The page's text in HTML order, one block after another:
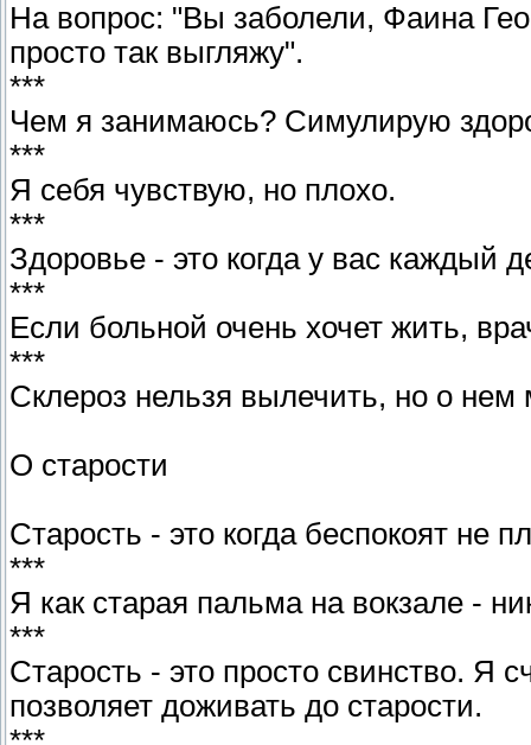
На вопрос: "Вы заболели, Фаина
просто так выгляжу".
***
Чем я занимаюсь? Симулирую
***
Я себя чувствую, но плохо.
***
Здоровье - это когда у вас каждый
***
Если больной очень хочет жить,
***
Склероз нельзя вылечить, но о
О старости
Старость - это когда беспокоят не
***
Я как старая пальма на вокзале -
***
Старость - это просто свинство. Я
позволяет доживать до старости.